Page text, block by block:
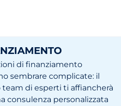
di finanziamento
sembrare complicate: il
team di esperti ti affiancherà
consulenza personalizzata